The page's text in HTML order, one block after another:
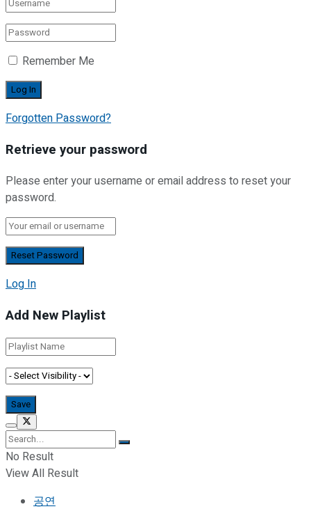
Remember Me
Forgotten Password?
Retrieve your password
Please enter your username or email address to reset your
password.
Log In
Add New Playlist
No Result
View All Result
공연